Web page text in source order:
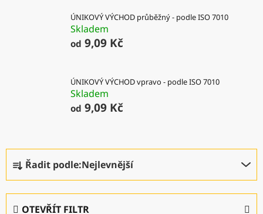
ÚNIKOVÝ VÝCHOD průběžný - podle ISO 7010
Skladem
od 9,09 Kč
ÚNIKOVÝ VÝCHOD vpravo - podle ISO 7010
Skladem
od 9,09 Kč
Ř
z
Řadit podle:Nejlevnější
OTEVŘÍT FILTR